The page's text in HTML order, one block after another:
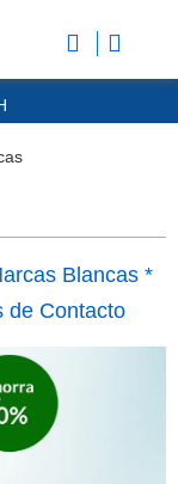
Blancas *
de Contacto